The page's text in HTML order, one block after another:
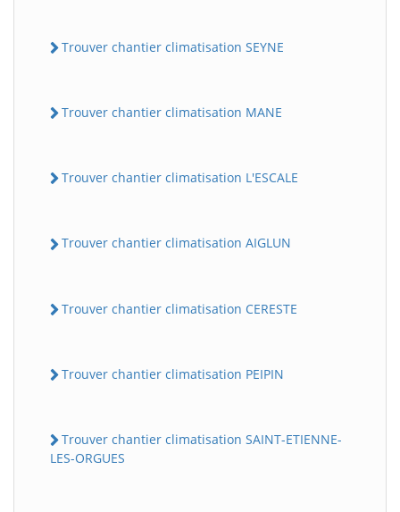
Trouver chantier climatisation SEYNE
Trouver chantier climatisation MANE
Trouver chantier climatisation L'ESCALE
Trouver chantier climatisation AIGLUN
Trouver chantier climatisation CERESTE
Trouver chantier climatisation PEIPIN
Trouver chantier climatisation SAINT-ETIENNE-
LES-ORGUES